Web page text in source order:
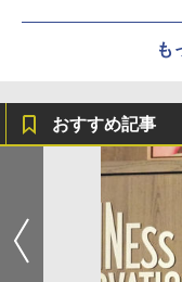
も
おすすめ記事